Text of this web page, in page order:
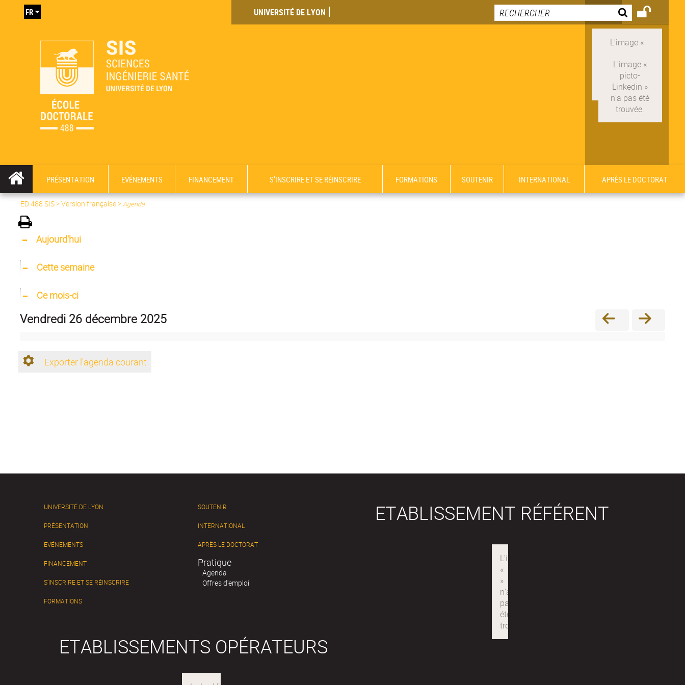
UNIVERSITÉ DE LYON
FR
PRÉSENTATION EVÉNEMENTS FINANCEMENT S’INSCRIRE ET SE RÉINSCRIRE FORMATIONS SOUTENIR INTERNATIONAL APRÈS LE DOCTORAT
ED 488 SIS>Version française>Agenda
Aujourd'hui
Cette semaine
Ce mois-ci
vendredi 26 décembre 2025
Exporter l'agenda courant
UNIVERSITÉ DE LYON
PRÉSENTATION
EVÉNEMENTS
FINANCEMENT
S’INSCRIRE ET SE RÉINSCRIRE
FORMATIONS
SOUTENIR
INTERNATIONAL
APRÈS LE DOCTORAT
Pratique
Agenda
Offres d'emploi
ETABLISSEMENT RÉFÉRENT
ETABLISSEMENTS OPÉRATEURS